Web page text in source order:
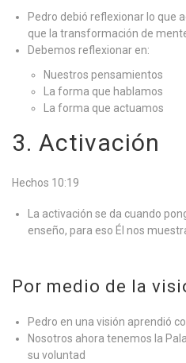
Pedro debió reflexionar lo que
que la transformación de
Debemos reflexionar en:
Nuestros pensamientos
La forma que hablamos
La forma que actuamos
3. Activación
Hechos 10:19
La activación se da cuando
enseño, para eso Él nos
Por medio de la
Pedro en una visión aprendió
Nosotros ahora tenemos la
su voluntad